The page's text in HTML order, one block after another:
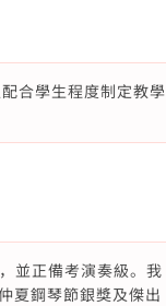
合學生程度制定教學
並正備考演奏級。我
夏鋼琴節銀獎及傑出